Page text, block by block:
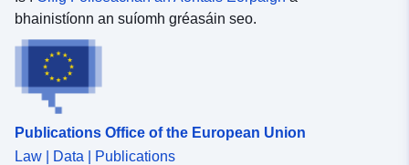
bhainistíonn an suíomh gréasáin seo.
Publications Office of the European Union
Law | Data | Publications